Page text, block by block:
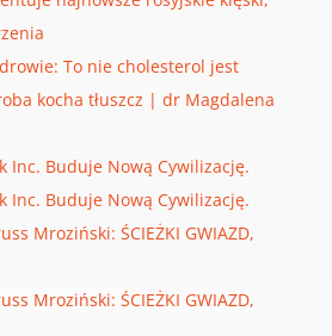
To nie cholesterol jest
kocha tłuszcz | dr Magdalena
Inc. Buduje Nową Cywilizację.
Inc. Buduje Nową Cywilizację.
Mroziński: ŚCIEŻKI GWIAZD,
Mroziński: ŚCIEŻKI GWIAZD,